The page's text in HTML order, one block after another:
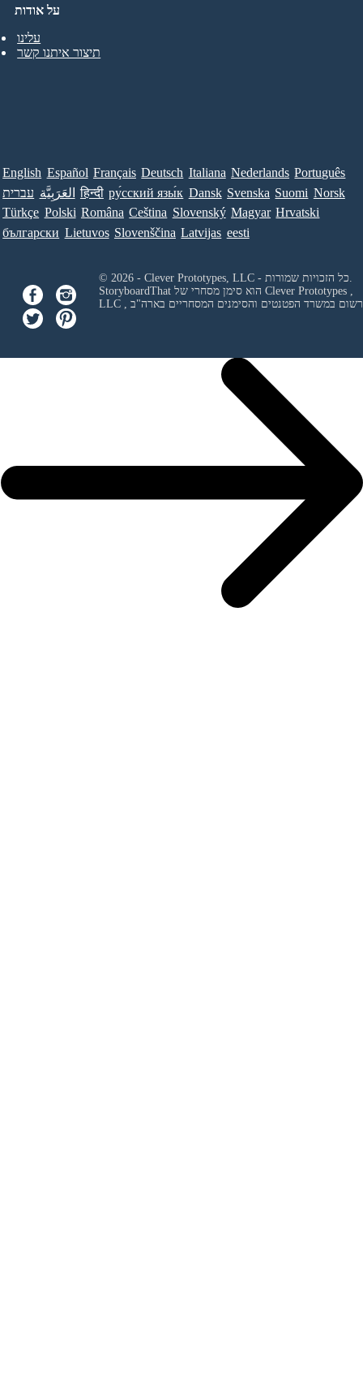
על אודות
עלינו
תיצור איתנו קשר
English Español Français Deutsch Italiana Nederlands Português
עברית العَرَبِيَّة हिन्दी ру́сский язы́к Dansk Svenska Suomi Norsk
Türkçe Polski Româna Ceština Slovenský Magyar Hrvatski
български Lietuvos Slovenščina Latvijas eesti
Clever Prototypes ,
LLC
ורשום במשרד הפטנטים והסימנים המסחריים בארה"ב